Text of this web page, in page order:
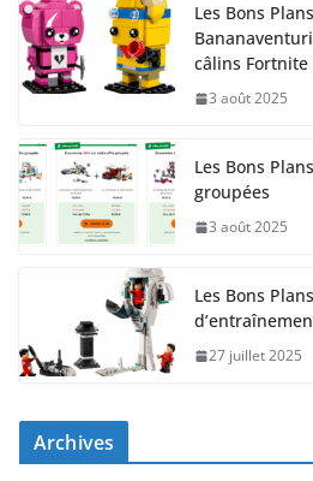
Les Bons
câlins Fortnite
3 août 2025
Les Bons
groupées
3 août 2025
Les Bons
27 juillet 2025
Archives